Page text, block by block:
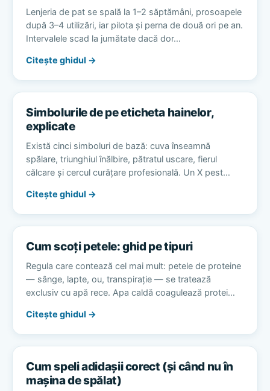
Lenjeria de pat se spală la 1–2 săptămâni, prosoapele
după 3–4 utilizări, iar pilota și perna de două ori pe an.
Intervalele scad la jumătate dacă dor…
Citește ghidul →
Simbolurile de pe eticheta hainelor,
explicate
Există cinci simboluri de bază: cuva înseamnă
spălare, triunghiul înălbire, pătratul uscare, fierul
călcare și cercul curățare profesională. Un X pest…
Citește ghidul →
Cum scoți petele: ghid pe tipuri
Regula care contează cel mai mult: petele de proteine
— sânge, lapte, ou, transpirație — se tratează
exclusiv cu apă rece. Apa caldă coagulează protei…
Citește ghidul →
Cum speli adidașii corect (și când nu în
mașina de spălat)